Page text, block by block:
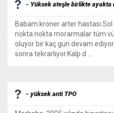
- Yüksek ateşle birlikte ayakta
Babam kroner arter
nokta nokta morarmalar tüm
oluyor bir kaç gün devam
sonra tekrarlıyor.Kalp d ...
- yüksek anti TPO